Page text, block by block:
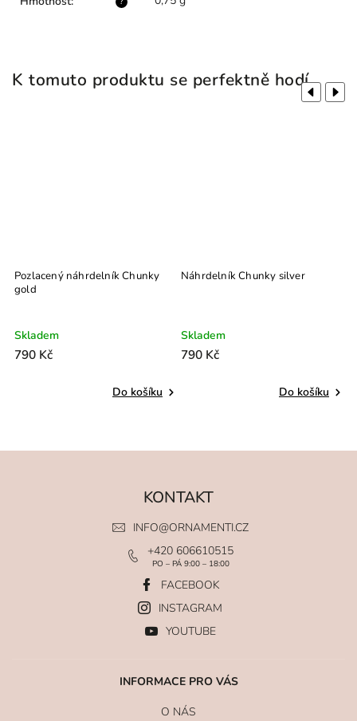
K tomuto produktu se perfektně hodí
Previous
Pozlacený náhrdelník Chunky
gold
Skladem
790 Kč
Do košíku
Náhrdelník Chunky silver
Skladem
790 Kč
Do košíku
Next
KONTAKT
INFO@ORNAMENTI.CZ
+420 606610515
PO – PÁ 9:00 – 18:00
FACEBOOK
INSTAGRAM
YOUTUBE
INFORMACE PRO VÁS
O NÁS